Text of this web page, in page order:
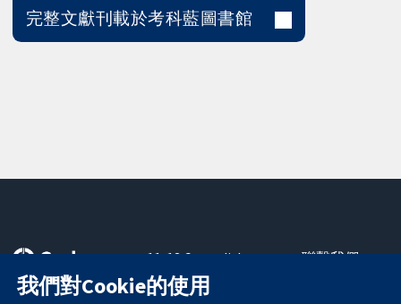
完整文獻刊載於考科藍圖書館
可信任實證
11-13 Cavendish
Square
London
聯繫我們
我們對Cookie的使用